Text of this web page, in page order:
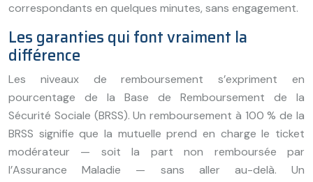
correspondants en quelques minutes, sans engagement.
Les garanties qui font vraiment la
différence
Les niveaux de remboursement s’expriment en
pourcentage de la Base de Remboursement de la
Sécurité Sociale (BRSS). Un remboursement à 100 % de la
BRSS signifie que la mutuelle prend en charge le ticket
modérateur — soit la part non remboursée par
l’Assurance Maladie — sans aller au-delà. Un